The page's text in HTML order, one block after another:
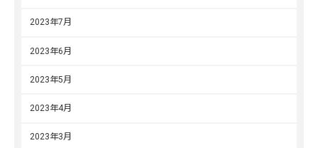
2023年7月
2023年6月
2023年5月
2023年4月
2023年3月